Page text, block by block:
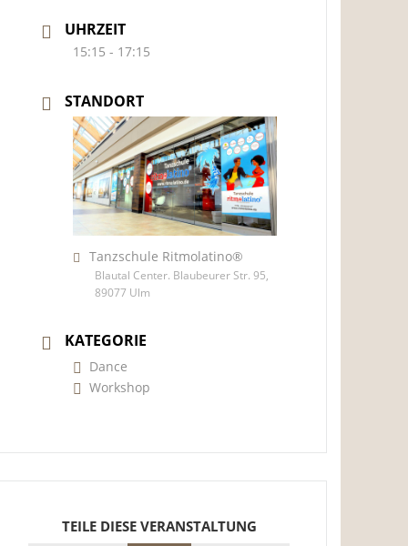
UHRZEIT
15:15 - 17:15
STANDORT
Tanzschule Ritmolatino®
Blautal Center. Blaubeurer Str. 95,
89077 Ulm
KATEGORIE
Dance
Workshop
TEILE DIESE VERANSTALTUNG